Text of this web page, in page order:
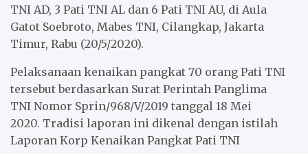
TNI AD, 3 Pati TNI AL dan 6 Pati TNI AU, di Aula
Gatot Soebroto, Mabes TNI, Cilangkap, Jakarta
Timur, Rabu (20/5/2020).
Pelaksanaan kenaikan pangkat 70 orang Pati TNI
tersebut berdasarkan Surat Perintah Panglima
TNI Nomor Sprin/968/V/2019 tanggal 18 Mei
2020. Tradisi laporan ini dikenal dengan istilah
Laporan Korp Kenaikan Pangkat Pati TNI